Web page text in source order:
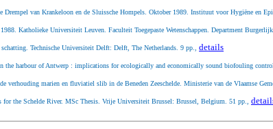
Drempel van Krankeloon en de Sluissche Hompels. Oktober 1989. Instituut voor Hygiëne en
Katholieke Universiteit Leuven. Faculteit Toegepaste Wetenschappen. Department
schatting. Technische Universiteit Delft: Delft, The Netherlands. 9 pp., details
the harbour of Antwerp : implications for ecologically and economically sound biofouling
verhouding marien en fluviatiel slib in de Beneden Zeeschelde. Ministerie van de Vlaamse
the Schelde River. MSc Thesis. Vrije Universiteit Brussel: Brussel, Belgium. 51 pp.,